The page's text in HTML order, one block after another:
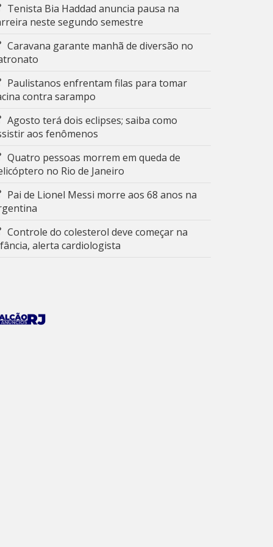
Tenista Bia Haddad anuncia pausa na
neste segundo semestre
Caravana garante manhã de diversão no
Paulistanos enfrentam filas para tomar
contra sarampo
Agosto terá dois eclipses; saiba como
aos fenômenos
Quatro pessoas morrem em queda de
no Rio de Janeiro
Pai de Lionel Messi morre aos 68 anos na
Controle do colesterol deve começar na
alerta cardiologista